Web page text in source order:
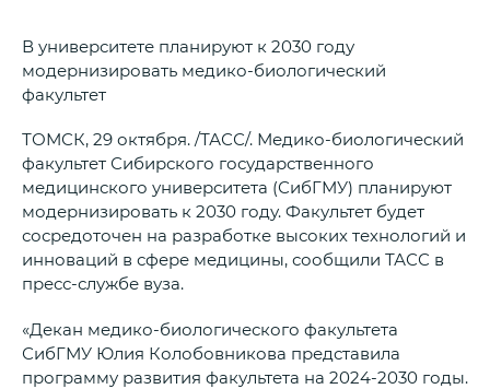
В университете планируют к 2030 году
модернизировать медико-биологический
факультет
ТОМСК, 29 октября. /ТАСС/. Медико-биологический
факультет Сибирского государственного
медицинского университета (СибГМУ) планируют
модернизировать к 2030 году. Факультет будет
сосредоточен на разработке высоких технологий и
инноваций в сфере медицины, сообщили ТАСС в
пресс-службе вуза.
«Декан медико-биологического факультета
СибГМУ Юлия Колобовникова представила
программу развития факультета на 2024-2030 годы.